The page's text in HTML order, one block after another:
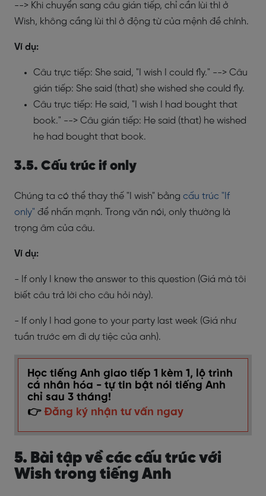
--> Khi chuyển sang câu gián tiếp, chỉ cần lùi thì ở
Wish, không cầng lùi thì ở động từ của mệnh đề chính.
Ví dụ:
Câu trực tiếp: She said, "I wish I could fly." --> Câu
gián tiếp: She said (that) she wished she could fly.
Câu trực tiếp: He said, "I wish I had bought that
book." --> Câu gián tiếp: He said (that) he wished
he had bought that book.
3.5. Cấu trúc if only
Chúng ta có thể thay thế "I wish" bằng cấu trúc "If
only" để nhấn mạnh. Trong văn nói, only thường là
trọng âm của câu.
Ví dụ:
- If only I knew the answer to this question (Giá mà tôi
biết câu trả lời cho câu hỏi này).
- If only I had gone to your party last week (Giá như
tuần trước em đi dự tiệc của anh).
Học tiếng Anh giao tiếp 1 kèm 1, lộ trình
cá nhân hóa - tự tin bật nói tiếng Anh
chỉ sau 3 tháng!
👉 Đăng ký nhận tư vấn ngay
5. Bài tập về các cấu trúc với
Wish trong tiếng Anh